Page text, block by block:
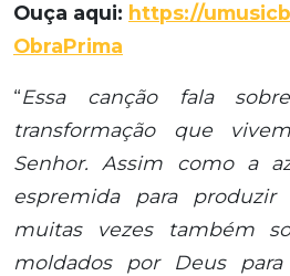
Ouça aqui: https://
ObraPrima
“Essa canção fala
transformação que
Senhor. Assim como a
espremida para
muitas vezes também
moldados por Deus